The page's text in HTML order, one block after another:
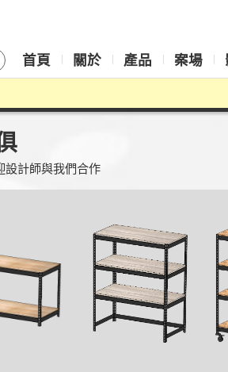
首頁 關於 產品 案場
設計師與我們合作
多種花色